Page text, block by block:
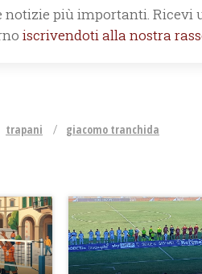
notizie più importanti. Ricevi
iscrivendoti alla nostra
trapani giacomo tranchida